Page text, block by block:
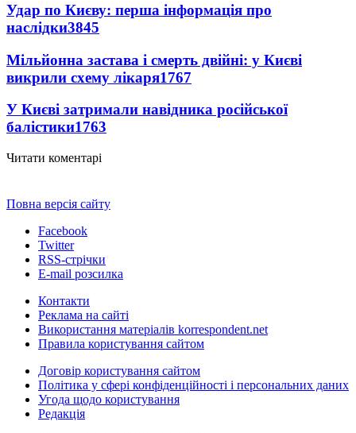
Удар по Києву: перша інформація про
наслідки3845
Мільйонна застава і смерть двійні: у Києві
викрили схему лікаря1767
У Києві затримали навідника російської
балістики1763
Читати коментарі
Повна версія сайту
Facebook
Twitter
RSS-стрічки
E-mail розсилка
Контакти
Реклама на сайті
Використання матеріалів korrespondent.net
Правила користування сайтом
Договір користування сайтом
Політика у сфері конфіденційності і персональних даних
Угода щодо користування
Редакція